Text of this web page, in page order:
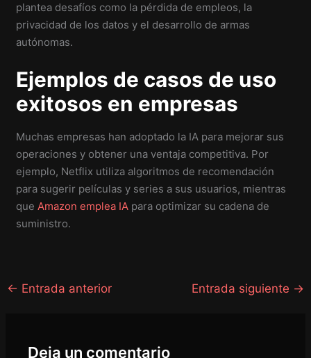
plantea desafíos como la pérdida de empleos, la
privacidad de los datos y el desarrollo de armas
autónomas.
Ejemplos de casos de uso
exitosos en empresas
Muchas empresas han adoptado la IA para mejorar sus
operaciones y obtener una ventaja competitiva. Por
ejemplo, Netflix utiliza algoritmos de recomendación
para sugerir películas y series a sus usuarios, mientras
queAmazon emplea IA para optimizar su cadena de
suministro.
← Entrada anterior Entrada siguiente →
Deja un comentario